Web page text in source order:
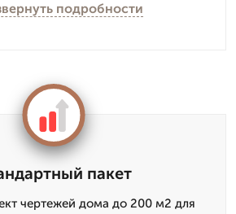
подробности
пакет
чертежей дома до 200 м2 для